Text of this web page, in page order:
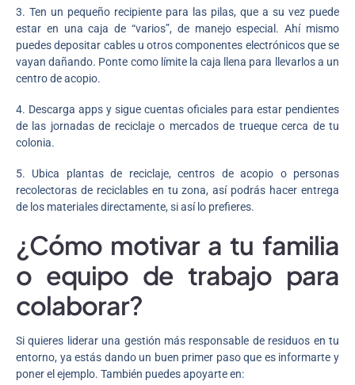
3. Ten un pequeño recipiente para las pilas, que a su vez puede
estar en una caja de “varios”, de manejo especial. Ahí mismo
puedes depositar cables u otros componentes electrónicos que se
vayan dañando. Ponte como límite la caja llena para llevarlos a un
centro de acopio.
4. Descarga apps y sigue cuentas oficiales para estar pendientes
de las jornadas de reciclaje o mercados de trueque cerca de tu
colonia.
5. Ubica plantas de reciclaje, centros de acopio o personas
recolectoras de reciclables en tu zona, así podrás hacer entrega
de los materiales directamente, si así lo prefieres.
¿Cómo motivar a tu familia
o equipo de trabajo para
colaborar?
Si quieres liderar una gestión más responsable de residuos en tu
entorno, ya estás dando un buen primer paso que es informarte y
poner el ejemplo. También puedes apoyarte en: